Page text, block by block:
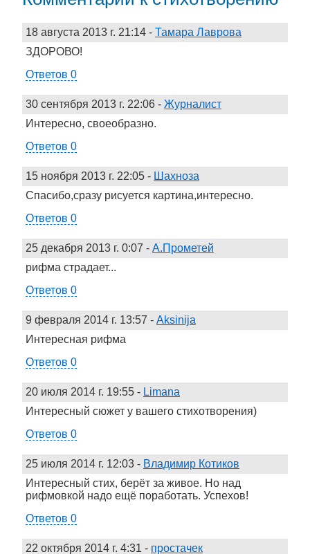
18 августа 2013 г. 21:14 - Тамара Лаврова
ЗДОРОВО!
Ответов 0
30 сентября 2013 г. 22:06 - Журналист
Интересно, своеобразно.
Ответов 0
15 ноября 2013 г. 22:05 - Шахноза
Спасибо,сразу рисуется картина,интересно.
Ответов 0
25 декабря 2013 г. 0:07 - А.Прометей
рифма страдает...
Ответов 0
9 февраля 2014 г. 13:57 - Aksinija
Интересная рифма
Ответов 0
20 июля 2014 г. 19:55 - Limana
Интересный сюжет у вашего стихотворения)
Ответов 0
25 июля 2014 г. 12:03 - Владимир Котиков
Интересный стих, берёт за живое. Но над
рифмовкой надо ещё поработать. Успехов!
Ответов 0
22 октября 2014 г. 4:31 - простачек